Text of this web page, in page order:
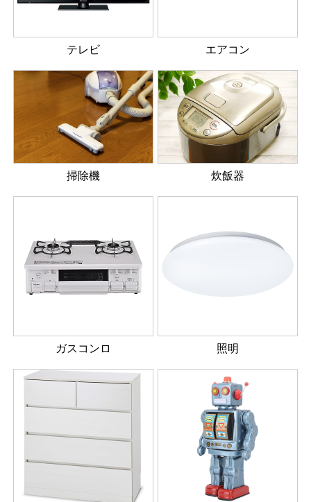
テレビ エアコン
掃除機 炊飯器
ガスコンロ 照明